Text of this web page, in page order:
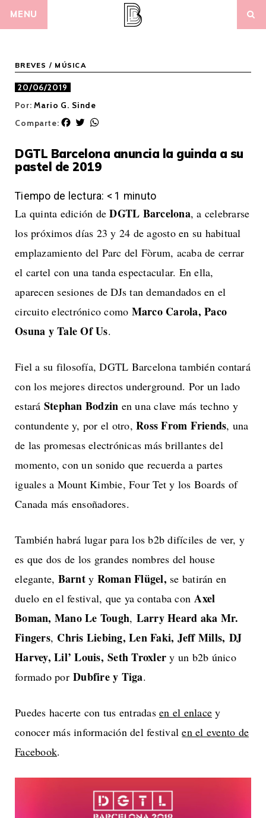
MENU
BREVES / MÚSICA
20/06/2019
Por:Mario G. Sinde
Comparte:
F
e
b
o
T
t
t
r
t
s
p
DGTL Barcelona anuncia la guinda a su
pastel de 2019
Tiempo de lectura: < 1 minuto
La quinta edición deDGTL Barcelona, a celebrarse
los próximos días 23 y 24 de agosto en su habitual
emplazamiento del Parc del Fòrum, acaba de cerrar
el cartel con una tanda espectacular. En ella,
aparecen sesiones de DJs tan demandados en el
circuito electrónico como Marco Carola, Paco
Osuna y Tale Of Us.
Fiel a su filosofía, DGTL Barcelona también contará
con los mejores directos underground. Por un lado
estará Stephan Bodzin en una clave más techno y
contundente y, por el otro, Ross From Friends, una
de las promesas electrónicas más brillantes del
momento, con un sonido que recuerda a partes
iguales a Mount Kimbie, Four Tet y los Boards of
Canada más ensoñadores.
También habrá lugar para los b2b difíciles de ver, y
es que dos de los grandes nombres del house
elegante, Barnty Roman Flügel, se batirán en
duelo en el festival, que ya contaba conAxel
Boman, Mano Le Tough, Larry Heard aka Mr.
Fingers, Chris Liebing, Len Faki, Jeff Mills, DJ
Harvey, Lil’ Louis, Seth Troxler y un b2b único
formado por Dubfire y Tiga.
Puedes hacerte con tus entradas en el enlace y
conocer más información del festivalen el evento de
Facebook.